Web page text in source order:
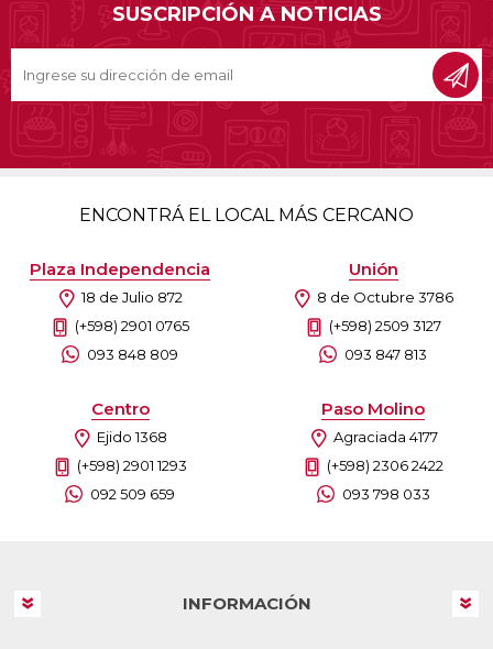
SUSCRIPCIÓN A NOTICIAS
ENCONTRÁ EL LOCAL MÁS CERCANO
Plaza Independencia
18 de Julio 872
(+598) 2901 0765
093 848 809
Unión
8 de Octubre 3786
(+598) 2509 3127
093 847 813
Centro
Ejido 1368
(+598) 2901 1293
092 509 659
Paso Molino
Agraciada 4177
(+598) 2306 2422
093 798 033
INFORMACIÓN